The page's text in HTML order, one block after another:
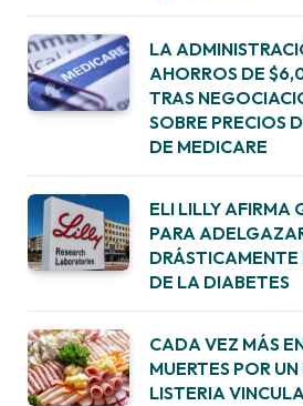
LA
AHORROS DE
TRAS
SOBRE PRECIOS
DE MEDICARE
ELI LILLY AFIRMA
PARA
DE LA DIABETES
CADA VEZ MÁS
MUERTES POR
LISTERIA